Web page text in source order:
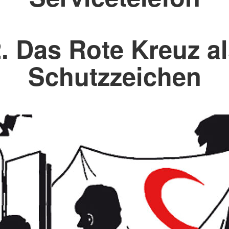
Das Rote Kreuz
Schutzzeichen